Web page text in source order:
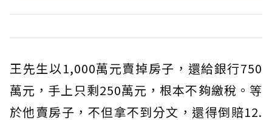
王先生以1,000萬元賣掉房子，還給銀行750
萬元，手上只剩250萬元，根本不夠繳稅。等
於他賣房子，不但拿不到分文，還得倒賠12.